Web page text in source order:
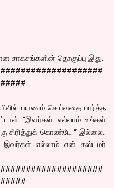
சாகசங்களின் தொகுப்பு இது..
பயணம் செய்வதை பார்த்த
“இவர்கள் எல்லாம் உங்கள்
கொண்டே “ இல்லை..
இவர்கள் எல்லாம் என் கஸ்டமர்